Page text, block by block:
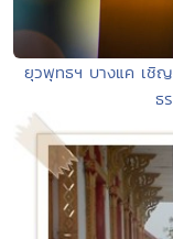
ยุวพุทธฯ บางแค เชิญ
ธ